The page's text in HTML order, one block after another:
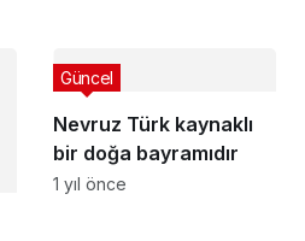
Nevruz Türk kaynaklı
bir doğa bayramıdır
Güncel
1 yıl önce